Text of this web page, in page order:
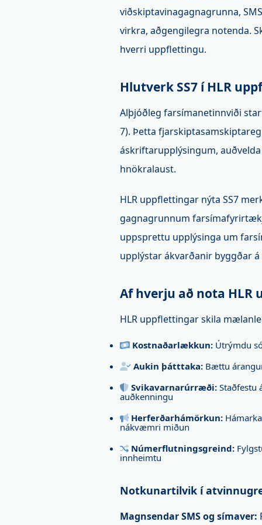
viðskiptavinagagnagrunna,
virkra, aðgengilegra notenda.
hverri uppflettingu.
Hlutverk SS7 í HLR
Alþjóðleg farsímanetinnviði
7). Þetta
áskriftarupplýsingum,
hnökralaust.
HLR uppflettingar nýta SS7
gagnagrunnum
uppsprettu upplýsinga um
upplýstar ákvarðanir byggðar
Af hverju að nota HLR
HLR uppflettingar skila
Kostnaðarlækkun: Útrýmdu
Aukin þátttaka: Bættu
Svikavarnarúrræði: Staðfestu
auðkenningu
Herferðarhámörkun:
nákvæmri miðun
Númerflutningsgreind:
innheimtu
Notkunartilvik í
Magnsendar SMS og símaver: